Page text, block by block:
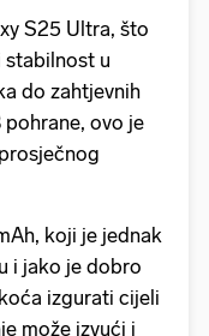
S25 Ultra, što
stabilnost u
do zahtjevnih
pohrane, ovo je
koji je jednak
i jako je dobro
izgurati cijeli
može izvući i